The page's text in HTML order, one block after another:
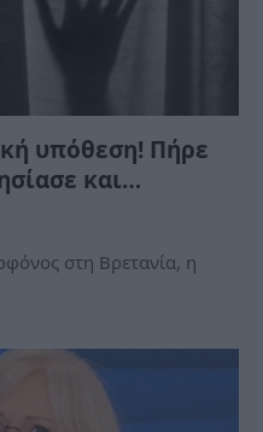
υπόθεση! Πήρε
και…
στη Βρετανία, η